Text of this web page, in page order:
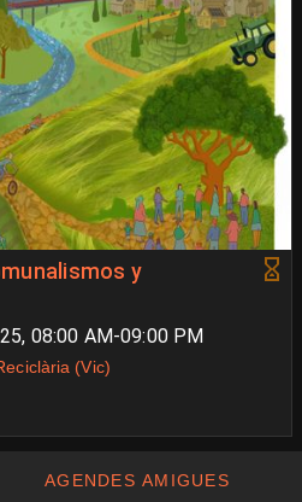
y
08:00 AM-09:00 PM
(Vic)
AGENDES AMIGUES